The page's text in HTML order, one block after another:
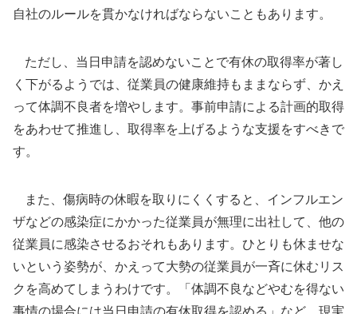
自社のルールを貫かなければならないこともあります。
ただし、当日申請を認めないことで有休の取得率が著し
く下がるようでは、従業員の健康維持もままならず、かえ
って体調不良者を増やします。事前申請による計画的取得
をあわせて推進し、取得率を上げるような支援をすべきで
す。
また、傷病時の休暇を取りにくくすると、インフルエン
ザなどの感染症にかかった従業員が無理に出社して、他の
従業員に感染させるおそれもあります。ひとりも休ませな
いという姿勢が、かえって大勢の従業員が一斉に休むリス
クを高めてしまうわけです。「体調不良などやむを得ない
事情の場合には当日申請の有休取得を認める」など、現実